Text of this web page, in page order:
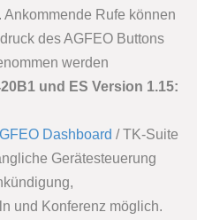
Ankommende Rufe können
des AGFEO Buttons
werden
und ES Version 1.15:
Dashboard / TK-Suite
Gerätesteuerung
und Konferenz möglich.